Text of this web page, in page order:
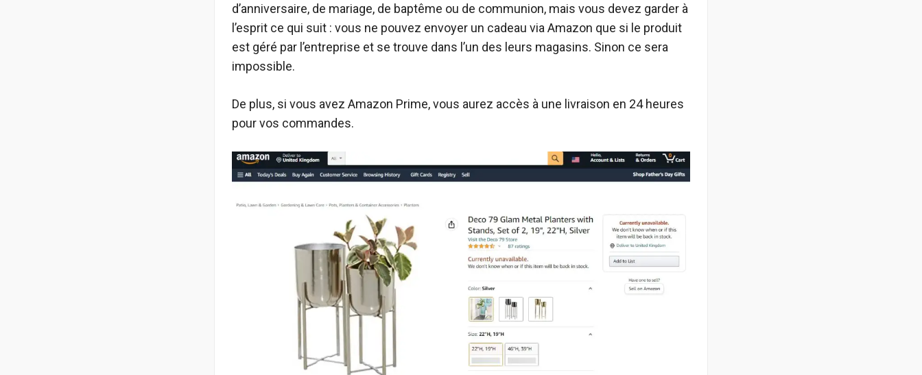
d’anniversaire, de mariage, de baptême ou de communion, mais vous devez garder à
l’esprit ce qui suit : vous ne pouvez envoyer un cadeau via Amazon que si le produit
est géré par l’entreprise et se trouve dans l’un des leurs magasins. Sinon ce sera
impossible.
De plus, si vous avez Amazon Prime, vous aurez accès à une livraison en 24 heures
pour vos commandes.